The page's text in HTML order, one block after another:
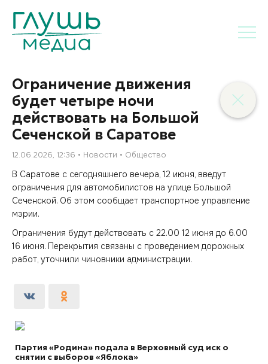
Ограничение движения
будет четыре ночи
действовать на Большой
Сеченской в Саратове
12.06.2026, 12:36 Новости Общество
В Саратове с сегодняшнего вечера, 12 июня, введут
ограничения для автомобилистов на улице Большой
Сеченской. Об этом сообщает транспортное управление
мэрии.
Ограничения будут действовать с 22.00 12 июня до 6.00
16 июня. Перекрытия связаны с проведением дорожных
работ, уточнили чиновники администрации.
Партия «Родина» подала в Верховный суд иск о
снятии с выборов «Яблока»